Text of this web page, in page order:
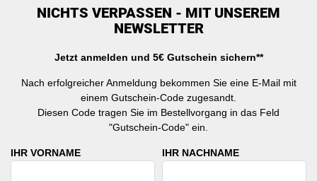
NICHTS VERPASSEN - MIT UNSEREM
NEWSLETTER
Jetzt anmelden und 5€ Gutschein sichern**
Nach erfolgreicher Anmeldung bekommen Sie eine E-Mail mit
einem Gutschein-Code zugesandt.
Diesen Code tragen Sie im Bestellvorgang in das Feld
"Gutschein-Code" ein.
IHR VORNAME IHR NACHNAME